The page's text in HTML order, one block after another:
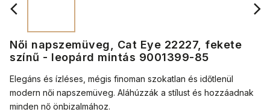
Női napszemüveg, Cat Eye 22227, fekete
színű - leopárd mintás 9001399-85
Elegáns és ízléses, mégis finoman szokatlan és időtlenül
modern női napszemüveg. Aláhúzzák a stílust és hozzáadnak
minden nő önbizalmához.